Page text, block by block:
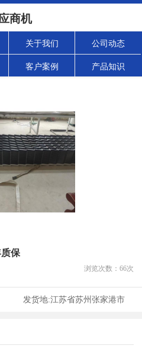
商机
关于我们 公司动态
客户案例 产品知识
保
浏览次数： 66次
发货地:江苏省苏州张家港市